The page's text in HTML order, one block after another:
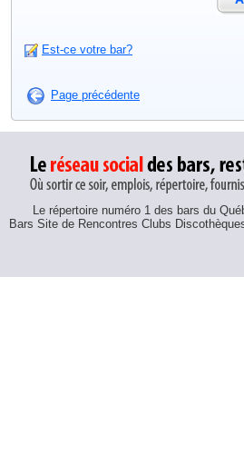
Est-ce votre bar?
Page précédente
Le répertoire numéro 1 des bars du
Bars Site de Rencontres Clubs